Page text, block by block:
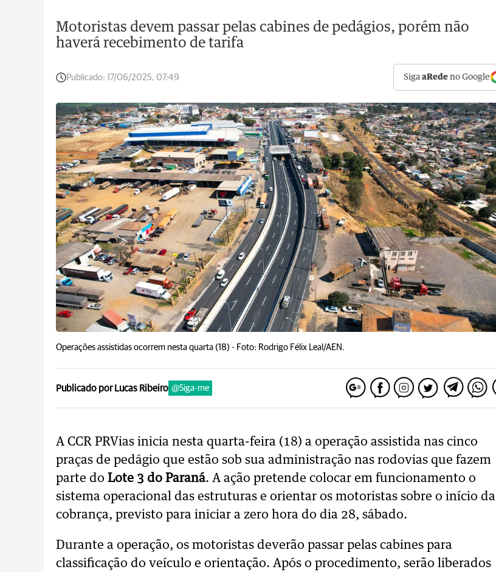
Motoristas devem passar pelas cabines de pedágios, porém não
haverá recebimento de tarifa
Publicado: 17/06/2025, 07:49 SigaaRede no Google
Operações assistidas ocorrem nesta quarta (18) - Foto: Rodrigo Félix Leal/AEN.
Publicado por Lucas Ribeiro @Siga-me
A CCR PRVias inicia nesta quarta-feira (18) a operação assistida nas cinco
praças de pedágio que estão sob sua administração nas rodovias que fazem
parte do Lote 3 do Paraná. A ação pretende colocar em funcionamento o
sistema operacional das estruturas e orientar os motoristas sobre o início da
cobrança, previsto para iniciar a zero hora do dia 28, sábado.
Durante a operação, os motoristas deverão passar pelas cabines para
classificação do veículo e orientação. Após o procedimento, serão liberados